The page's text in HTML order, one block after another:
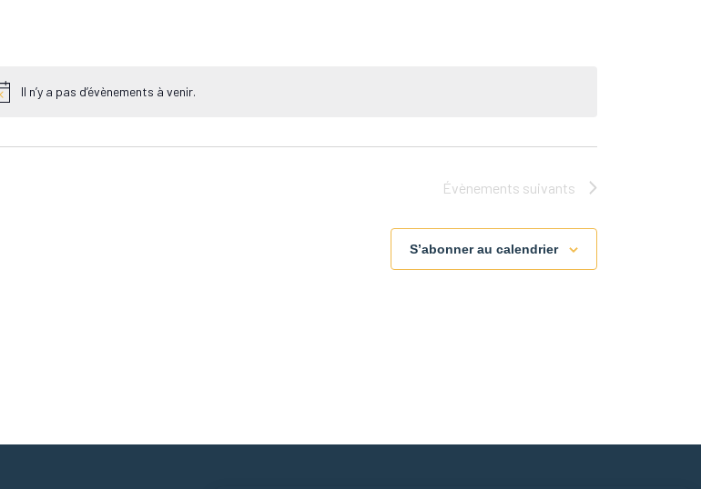
Notice
Il n’y a pas d’évènements à venir.
Évènements suivants
S’abonner au calendrier